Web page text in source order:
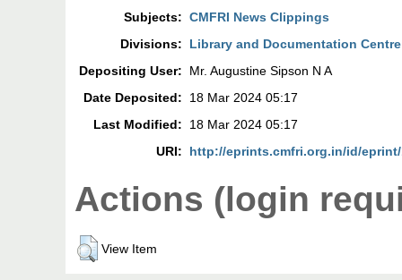
Subjects: CMFRI News Clippings
Divisions:
Library and Documentation Centre
Depositing User:
Mr. Augustine Sipson N A
Date Deposited:
18 Mar 2024 05:17
Last Modified:
18 Mar 2024 05:17
URI:
http://eprints.cmfri.org.in/id/eprint/
Actions (login
View Item